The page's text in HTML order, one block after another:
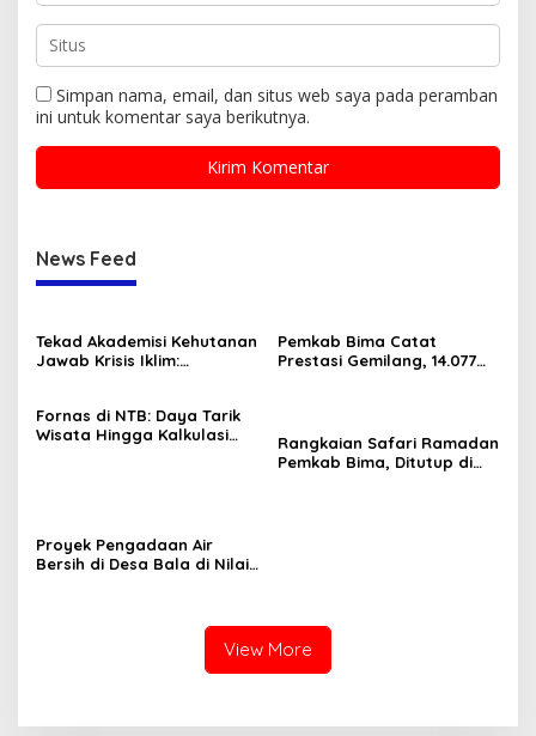
Simpan nama, email, dan situs web saya pada peramban
ini untuk komentar saya berikutnya.
News Feed
Tekad Akademisi Kehutanan
Jawab Krisis Iklim:
Konkret untuk FOLU Net
Sink 2030
Pemkab Bima Catat
Prestasi Gemilang, 14.077
Fornas di NTB: Daya Tarik
Wisata Hingga Kalkulasi
Rangkaian Safari Ramadan
Pemkab Bima, Ditutup di
Proyek Pengadaan Air
Bersih di Desa Bala di Nilai
View More